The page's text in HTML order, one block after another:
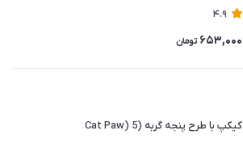
4.9
653,000 تومان
کیکپ با طرح پنجه گربه (Cat Paw) 5